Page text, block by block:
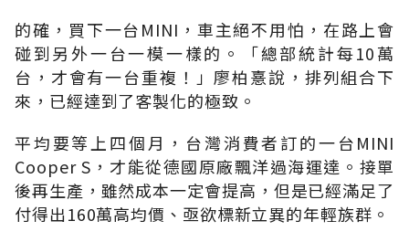
的確，買下一台MINI，車主絕不用怕，在路上會
碰到另外一台一模一樣的。「總部統計每10萬
台，才會有一台重複！」廖柏憙說，排列組合下
來，已經達到了客製化的極致。
平均要等上四個月，台灣消費者訂的一台MINI
Cooper S，才能從德國原廠飄洋過海運達。接單
後再生產，雖然成本一定會提高，但是已經滿足了
付得出160萬高均價、亟欲標新立異的年輕族群。